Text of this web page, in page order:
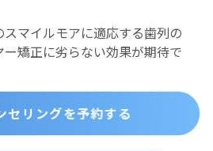
マイルモアに適応する歯列の
矯正に劣らない効果が期待で
セリングを予約する